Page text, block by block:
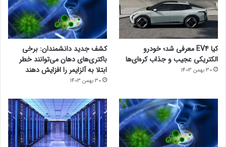
کیا EV4 معرفی شد؛ خودرو
الکتریکی عجیب و جذاب کره‌ای‌ها
30 بهمن 1403
کشف جدید دانشمندان: برخی
باکتری‌های دهان می‌توانند خطر
ابتلا به آلزایمر را افزایش دهند
30 بهمن 1403